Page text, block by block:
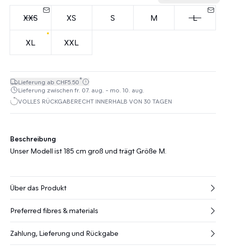
XXS XS S M L
XL XXL
Lieferung ab CHF5.50*
Lieferung zwischen fr. 07. aug. - mo. 10. aug.
VOLLES RÜCKGABERECHT INNERHALB VON 30 TAGEN
Beschreibung
Unser Modell ist 185 cm groß und trägt Größe M.
Über das Produkt
Preferred fibres & materials
Zahlung, Lieferung und Rückgabe